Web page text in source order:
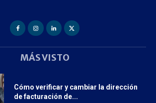
MÁS VISTO
Cómo verificar y cambiar la dirección
de facturación de...